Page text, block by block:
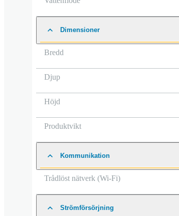
Dimensioner
Bredd
Djup
Höjd
Produktvikt
Kommunikation
Trådlöst nätverk (Wi-Fi)
Strömförsörjning